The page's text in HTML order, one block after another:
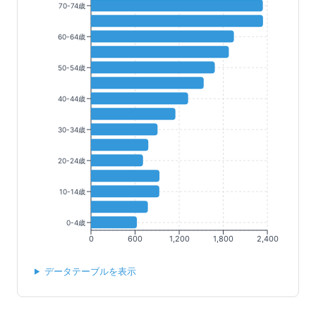
0 600 1,200 1,800 2,400
70-74歳
60-64歳
50-54歳
40-44歳
30-34歳
20-24歳
10-14歳
0-4歳
データテーブルを表示